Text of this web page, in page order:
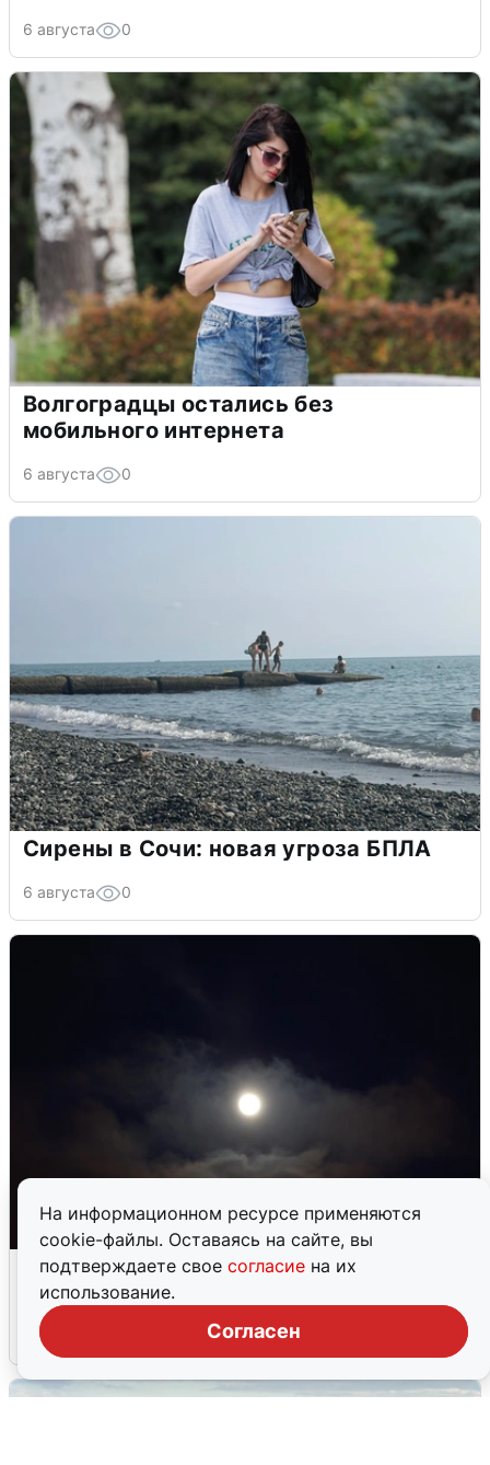
На информационном ресурсе применяются
cookie-файлы. Оставаясь на сайте, вы
подтверждаете свое согласие на их
использование.
Согласен
6 августа 0
Волгоградцы остались без
мобильного интернета
6 августа 0
Сирены в Сочи: новая угроза БПЛА
6 августа 0
Взрывы в Воронеже после сигнала
тревоги
5 августа